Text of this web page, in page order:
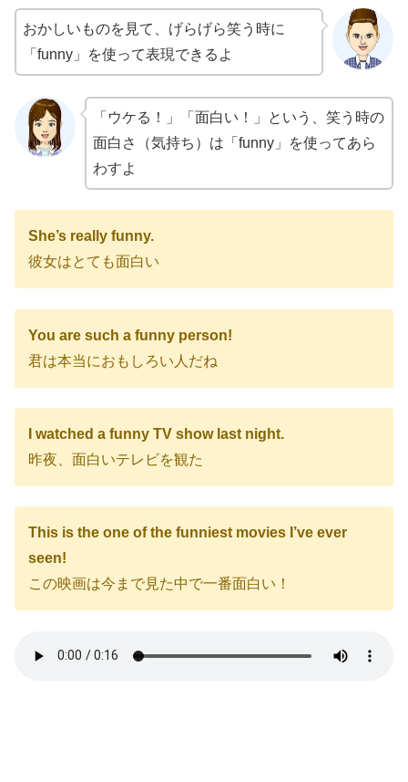
おかしいものを見て、げらげら笑う時に
「funny」を使って表現できるよ
「ウケる！」「面白い！」という、笑う時の
面白さ（気持ち）は「funny」を使ってあら
わすよ
She’s really funny.
彼女はとても面白い
You are such a funny person!
君は本当におもしろい人だね
I watched a funny TV show last night.
昨夜、面白いテレビを観た
This is the one of the funniest movies I’ve ever
seen!
この映画は今まで見た中で一番面白い！